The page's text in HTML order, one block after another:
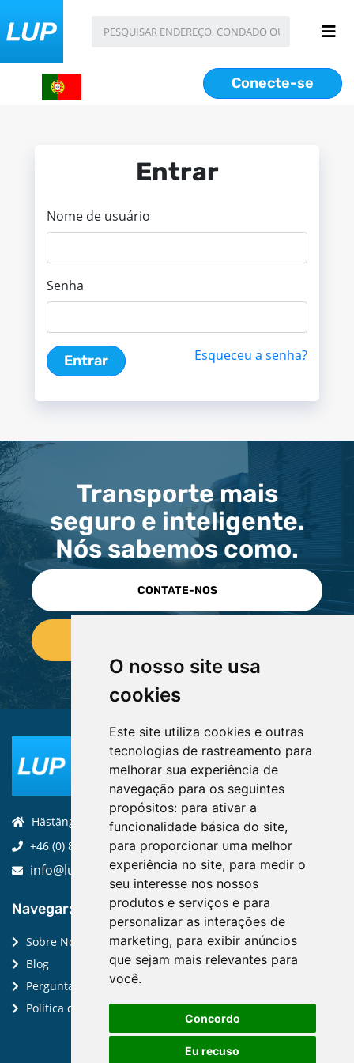
O nosso site usa
cookies
Este site utiliza cookies e outras
tecnologias de rastreamento para
melhorar sua experiência de
navegação para os seguintes
propósitos: para ativar a
funcionalidade básica do site,
para proporcionar uma melhor
experiência no site, para medir o
seu interesse nos nossos
produtos e serviços e para
personalizar as interações de
marketing, para exibir anúncios
que sejam mais relevantes para
você.
Concordo
Eu recuso
Conecte-se
Entrar
Nome de usuário
Senha
Entrar Esqueceu a senha?
Transporte mais
seguro e inteligente.
Nós sabemos como.
CONTATE-NOS
Hästängsuddsvägen 19, 184 94, Åkersberga
+46 (0) 8-970 970
info@luptechnologies.com
Navegar:
Sobre Nós
Blog
Perguntas Frequentes
Política de Privacidade